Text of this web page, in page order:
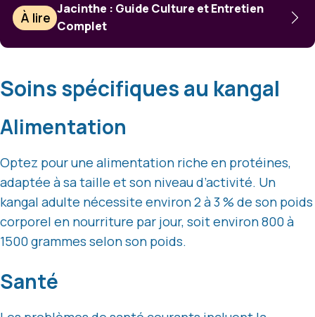
À lire
Jacinthe : Guide Culture et Entretien
Complet
Soins spécifiques au kangal
Alimentation
Optez pour une alimentation riche en protéines,
adaptée à sa taille et son niveau d’activité. Un
kangal adulte nécessite environ 2 à 3 % de son poids
corporel en nourriture par jour, soit environ 800 à
1500 grammes selon son poids.
Santé